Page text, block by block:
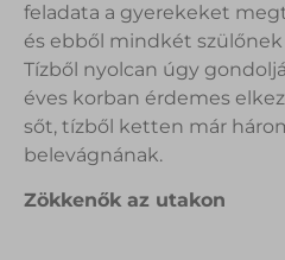
feladata a gyerekeket
és ebből mindkét
Tízből nyolcan úgy
éves korban érdemes
sőt, tízből ketten már
belevágnának.
Zökkenők az utakon